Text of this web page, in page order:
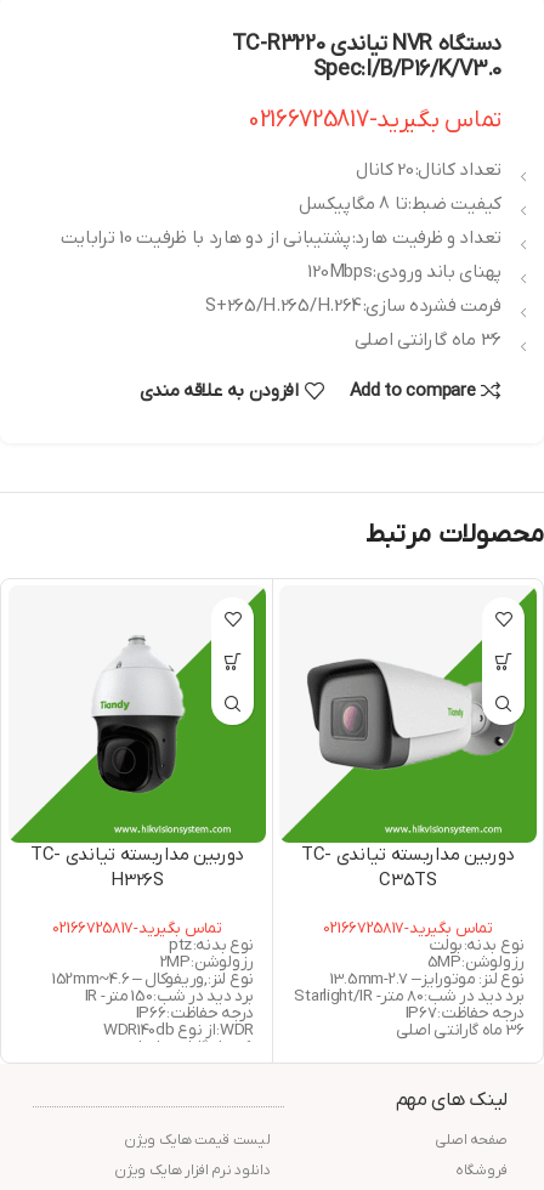
دستگاه NVR تیاندی TC-R3220
Spec:I/B/P16/K/V3.0
تماس بگیرید-02166725817
تعداد کانال: 20 کانال
کیفیت ضبط: تا 8 مگاپیکسل
تعداد و ظرفیت هارد: پشتیبانی از دو هارد با ظرفیت 10 ترابایت
پهنای باند ورودی: 120Mbps
فرمت فشرده سازی: S+265/H.265/H.264
36 ماه گارانتی اصلی
Add to compare افزودن به علاقه مندی
محصولات مرتبط
دوربین مداربسته تیاندی TC-
C35TS
13.5mm/V4.1
تماس بگیرید-02166725817
نوع بدنه: بولت
رزولوشن: 5MP
نوع لنز: موتورایز – 2.7-13.5mm
برد دید در شب: 80 متر- Starlight/IR
درجه حفاظت: IP67
36 ماه گارانتی اصلی
دوربین مداربسته تیاندی TC-
H326S
تماس بگیرید-02166725817
نوع بدنه: ptz
رزولوشن: 2MP
نوع لنز: ,وریفوکال – 152mm~4.6
برد دید در شب: 150 متر- IR
درجه حفاظت: IP66
WDR: از نوع WDR140db
36 ماه گارانتی اصلی
لینک های مهم
صفحه اصلی
فروشگاه
لیست قیمت هایک ویژن
دانلود نرم افزار هایک ویژن